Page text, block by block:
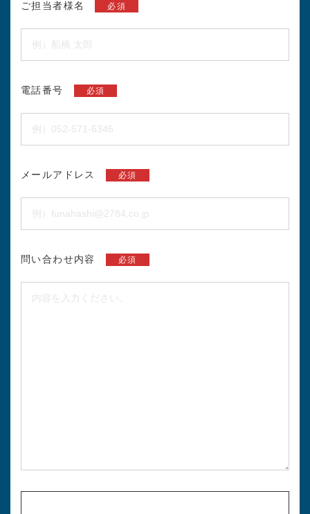
ご担当者様名 必須
電話番号 必須
メールアドレス 必須
問い合わせ内容 必須